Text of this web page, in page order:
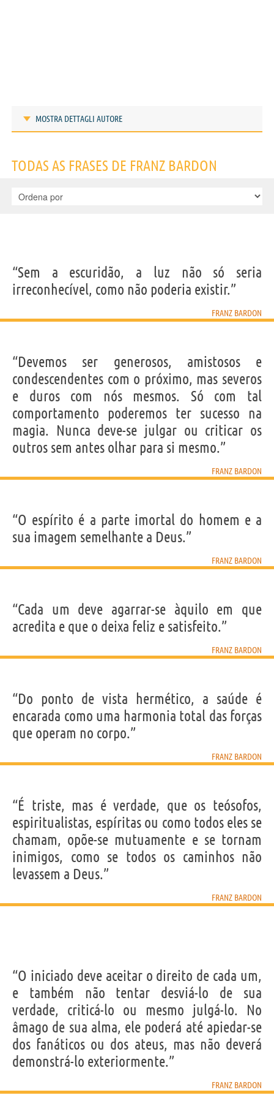
MOSTRA DETTAGLI AUTORE
IDENTIKIT E DADOS PESSOAIS
František
Sobrenome Bardon
Falecido 10 Julho 1958
Signo do zodíaco
Frases, citações e aforismos de Franz Bardon
18EM PORTUGUÊS
Personagens relacionados por PROFISSÃO CONTEÚDOS
TODAS AS FRASES DE FRANZ BARDON
“Sem a escuridão, a luz não só seria
irreconhecível, como não poderia existir.”
FRANZ BARDON
“Devemos ser generosos, amistosos e
condescendentes com o próximo, mas severos
e duros com nós mesmos. Só com tal
comportamento poderemos ter sucesso na
magia. Nunca deve-se julgar ou criticar os
outros sem antes olhar para si mesmo.”
FRANZ BARDON
“O espírito é a parte imortal do homem e a
sua imagem semelhante a Deus.”
FRANZ BARDON
“Cada um deve agarrar-se àquilo em que
acredita e que o deixa feliz e satisfeito.”
FRANZ BARDON
“Do ponto de vista hermético, a saúde é
encarada como uma harmonia total das forças
que operam no corpo.”
FRANZ BARDON
“É triste, mas é verdade, que os teósofos,
espiritualistas, espíritas ou como todos eles se
chamam, opõe-se mutuamente e se tornam
inimigos, como se todos os caminhos não
levassem a Deus.”
FRANZ BARDON
“O iniciado deve aceitar o direito de cada um,
e também não tentar desviá-lo de sua
verdade, criticá-lo ou mesmo julgá-lo. No
âmago de sua alma, ele poderá até apiedar-se
dos fanáticos ou dos ateus, mas não deverá
demonstrá-lo exteriormente.”
FRANZ BARDON